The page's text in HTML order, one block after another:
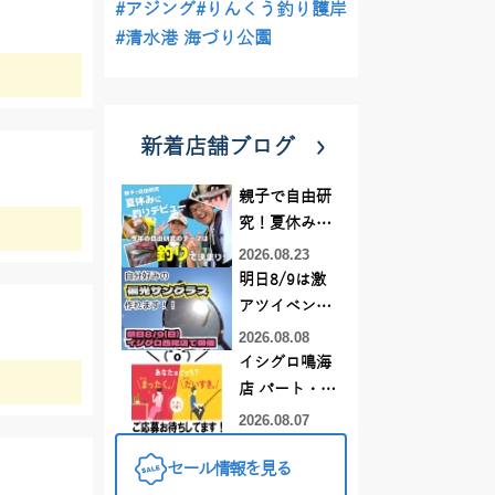
#アジング#りんくう釣り護岸
#清水港 海づり公園
新着店舗ブログ
親子で自由研
究！夏休みに
釣りデビュー
2026.08.23
明日8/9は激
アツイベント
日！！！～オ
ーダー偏光グ
ラス受注会～
2026.08.08
イシグロ鳴海
店 パート・ア
ルバイトスタ
募集中！
2026.08.07
セール情報を見る